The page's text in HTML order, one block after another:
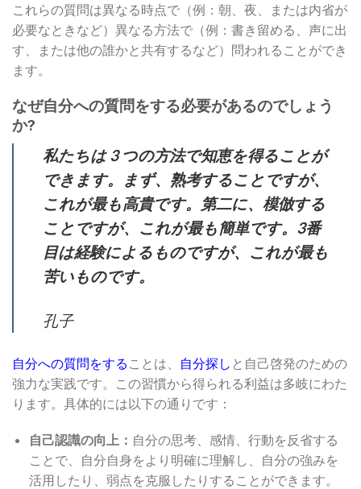
これらの質問は異なる時点で（例：朝、夜、または内省が
必要なときなど）異なる方法で（例：書き留める、声に出
す、または他の誰かと共有するなど）問われることができ
ます。
なぜ自分への質問をする必要があるのでしょう
か?
私たちは 3 つの方法で知恵を得ることが
できます。まず、熟考することですが、
これが最も高貴です。第二に、模倣する
ことですが、これが最も簡単です。3番
目は経験によるものですが、これが最も
苦いものです。
孔子
自分への質問をする ことは、 自分探し と自己啓発のための
強力な実践です。この習慣から得られる利益は多岐にわた
ります。具体的には以下の通りです：
自己認識の向上： 自分の思考、感情、行動を反省する
ことで、自分自身をより明確に理解し、自分の強みを
活用したり、弱点を克服したりすることができます。